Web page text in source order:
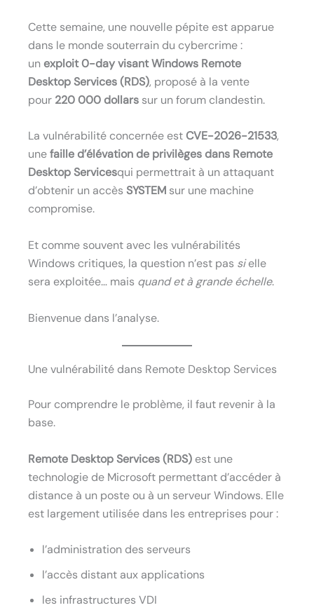
Cette semaine, une nouvelle pépite est apparue
dans le monde souterrain du cybercrime :
unexploit 0-day visant Windows Remote
Desktop Services (RDS), proposé à la vente
pour 220 000 dollars sur un forum clandestin.
La vulnérabilité concernée estCVE-2026-21533,
unefaille d’élévation de privilèges dans Remote
Desktop Servicesqui permettrait à un attaquant
d’obtenir un accès SYSTEM sur une machine
compromise.
Et comme souvent avec les vulnérabilités
Windows critiques, la question n’est pas sielle
sera exploitée… mais quand et à grande échelle.
Bienvenue dans l’analyse.
Une vulnérabilité dans Remote Desktop Services
Pour comprendre le problème, il faut revenir à la
base.
Remote Desktop Services (RDS) est une
technologie de Microsoft permettant d’accéder à
distance à un poste ou à un serveur Windows. Elle
est largement utilisée dans les entreprises pour :
l’administration des serveurs
l’accès distant aux applications
les infrastructures VDI